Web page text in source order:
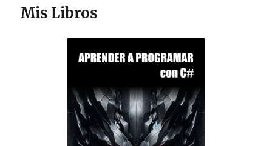
Mis Libros